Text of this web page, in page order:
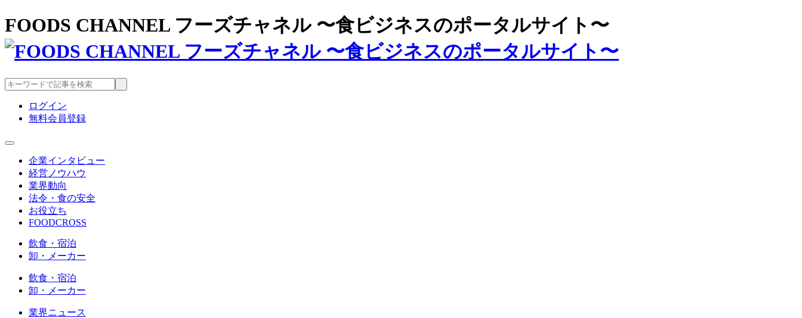
FOODS CHANNEL フーズチャネル 〜食ビジネスのポータルサイト〜
ログイン
無料会員登録
企業インタビュー
経営ノウハウ
業界動向
法令・食の安全
お役立ち
FOODCROSS
飲食・宿泊
卸・メーカー
飲食・宿泊
卸・メーカー
業界ニュース